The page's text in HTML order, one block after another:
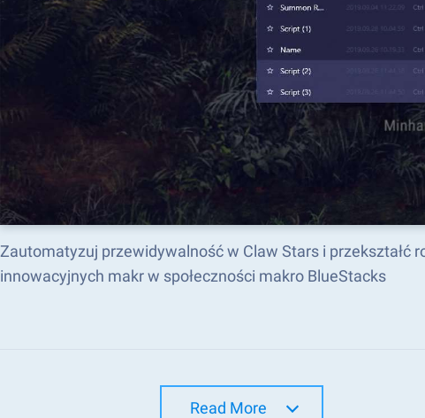
Zautomatyzuj przewidywalność w Claw Stars i przekształć
innowacyjnych makr w społeczności makro BlueStacks
Read More